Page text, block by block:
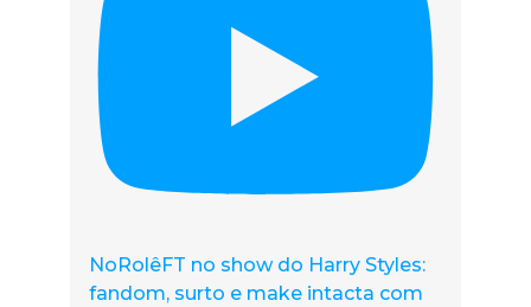
NoRolêFT no show do Harry Styles:
fandom, surto e make intacta com